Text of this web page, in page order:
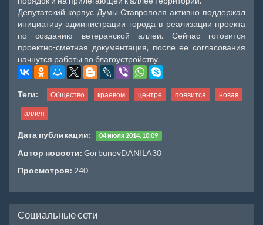
Депутатский корпус Думы Ставрополя активно поддержал
инициативу администрации города в реализации проекта
по созданию ветеранской аллеи. Сейчас готовится
проектно-сметная документация, после ее согласования
начнутся работы по благоустройству.
Теги: Общество краевом центре появится новая
аллея
Дата публикации: 04 июля 2014, 10:09
Автор новости: GorbunovDANILA30
Просмотров: 240
Социальные сети